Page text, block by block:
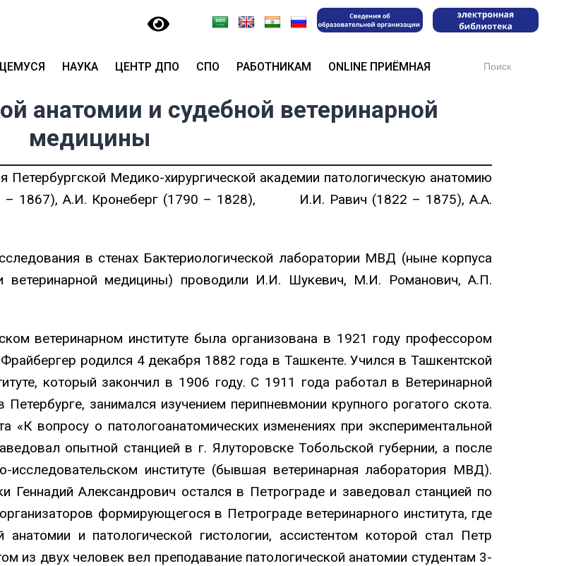
НАУКА ЦЕНТР ДПО СПО РАБОТНИКАМ ONLINE ПРИЁМНАЯ for:
анатомии и судебной ветеринарной
медицины
Петербургской Медико-хирургической академии патологическую анатомию
– 1867), А.И. Кронеберг (1790 – 1828), И.И. Равич (1822 – 1875), А.А.
в стенах Бактериологической лаборатории МВД (ныне корпуса
ветеринарной медицины) проводили И.И. Шукевич, М.И. Романович, А.П.
ветеринарном институте была организована в 1921 году профессором
родился 4 декабря 1882 года в Ташкенте. Учился в Ташкентской
который закончил в 1906 году. С 1911 года работал в Ветеринарной
занимался изучением перипневмонии крупного рогатого скота.
«К вопросу о патологоанатомических изменениях при экспериментальной
опытной станцией в г. Ялуторовске Тобольской губернии, а после
институте (бывшая ветеринарная лаборатория МВД).
Геннадий Александрович остался в Петрограде и заведовал станцией по
формирующегося в Петрограде ветеринарного института, где
и патологической гистологии, ассистентом которой стал Петр
из двух человек вел преподавание патологической анатомии студентам 3-